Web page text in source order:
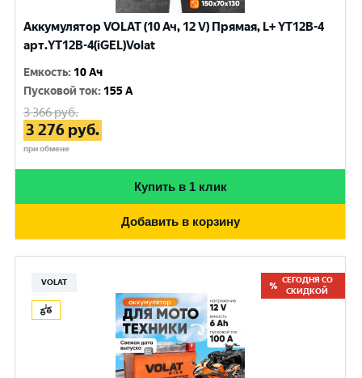
Аккумулятор VOLAT (10 Ач, 12 V) Прямая, L+ YT12B-4
арт.YT12B-4(iGEL)Volat
Емкость: 10 Ач
Пусковой ток: 155 A
3 366руб.
3 276 руб.
при обмене
Купить в 1 клик
Добавить в корзину
VOLAT
СЕГОДНЯ СО
СКИДКОЙ